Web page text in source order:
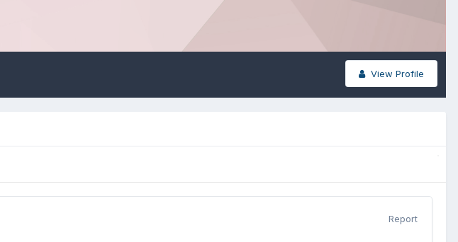
View Profile
Report